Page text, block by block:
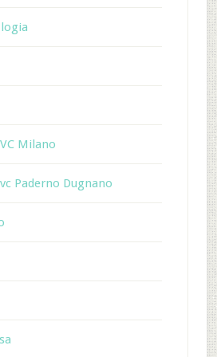
Milano
Paderno Dugnano